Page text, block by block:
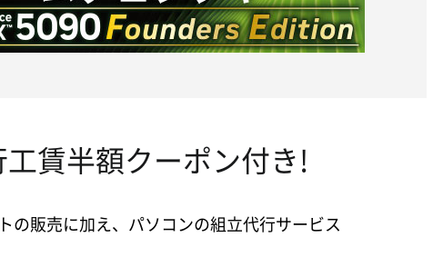
賃半額クーポン付き!
の販売に加え、パソコンの組立代行サービス